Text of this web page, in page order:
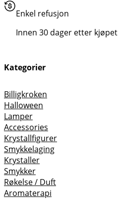
Enkel refusjon
Innen 30 dager etter kjøpet
Kategorier
Billigkroken
Halloween
Lamper
Accessories
Krystallfigurer
Smykkelaging
Krystaller
Smykker
Røkelse / Duft
Aromaterapi